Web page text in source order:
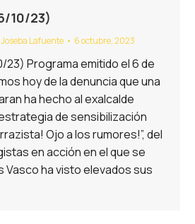
10/23)
Joseba Lafuente 6 octubre, 2023
23) Programa emitido el 6 de
hoy de la denuncia que una
ha hecho al exalcalde
de sensibilización
Ojo a los rumores!”, del
en acción en el que se
Vasco ha visto elevados sus